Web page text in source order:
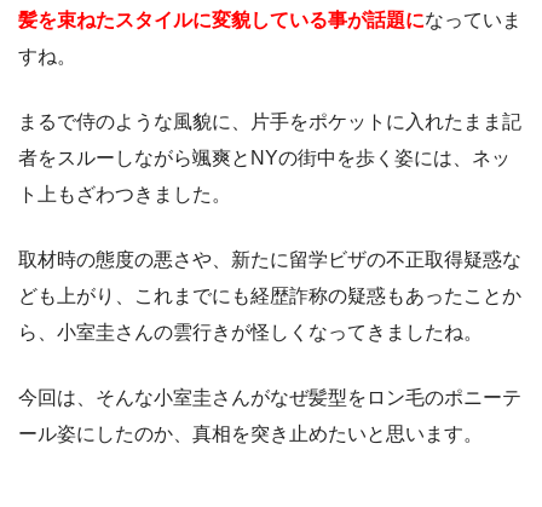
髪を束ねたスタイルに変貌している事が話題になっていま
すね。
まるで侍のような風貌に、片手をポケットに入れたまま記
者をスルーしながら颯爽とNYの街中を歩く姿には、ネッ
ト上もざわつきました。
取材時の態度の悪さや、新たに留学ビザの不正取得疑惑な
ども上がり、これまでにも経歴詐称の疑惑もあったことか
ら、小室圭さんの雲行きが怪しくなってきましたね。
今回は、そんな小室圭さんがなぜ髪型をロン毛のポニーテ
ール姿にしたのか、真相を突き止めたいと思います。